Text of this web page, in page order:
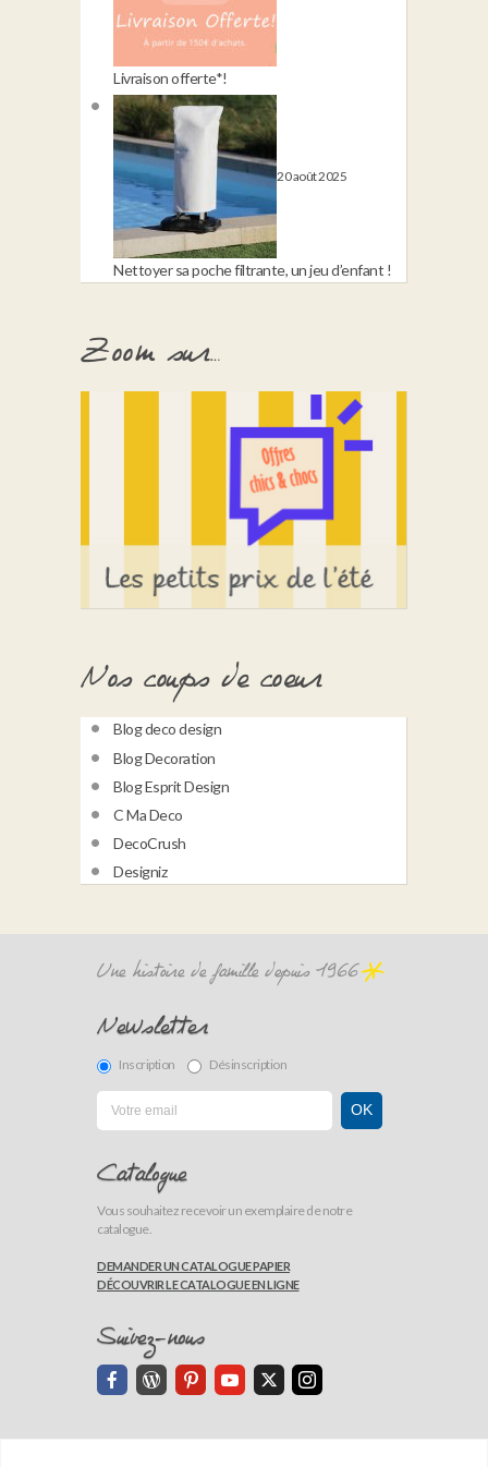
Livraison offerte*!
Nettoyer sa poche filtrante, un jeu d’enfant !
Zoom sur…
Nos coups de coeur
Blog Decoration
Blog Esprit Design
C Ma Deco
DecoCrush
Designiz
Newsletter
Catalogue
catalogue.
DÉCOUVRIR LE CATALOGUE EN LIGNE
Suivez-nous
QUI SOMMES-NOUS?
DÉMARCHE QUALITÉ